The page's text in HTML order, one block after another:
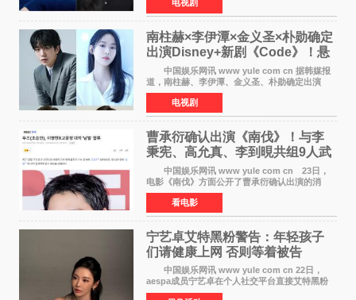
该剧讲述了一位因管理驻韩异国大使馆（负责管
理居住在大韩
电视剧
南柱赫×李伊潭×金义圣×朴勋确定
出演Disney+新剧《Code》！悬
疑犯罪惊悚明年上线
中国娱乐网讯 www yule com cn 据韩媒报
道，南柱赫、李伊潭、金义圣、朴勋确定出演
Disney+新剧《Code》，该剧预计将于明年播
出，引发高度关注。 本剧改编自同名人气台
剧，讲述了一位往来
电视剧
曹承衍确认出演《南伐》！与李
秉宪、高允真、李到晛共组9人武
士团
中国娱乐网讯 www yule com cn 23日，
电影《南伐》方面公开了曹承衍确认出演的消
息。通过歌手活动展现出独特色彩的曹承衍将在
片中饰演拥有出色弓箭技术的弓箭手，他将在这
一历史动作大片中展
看电影
宁艺卓艾特黑粉警告：年轻孩子
们​请健康上网 否则等着被告
中国娱乐网讯 www yule com cn 22日，
aespa成员宁艺卓在个人社交平台直接艾特黑粉
账号，正面喊话回应长期以来的恶意攻击，引发